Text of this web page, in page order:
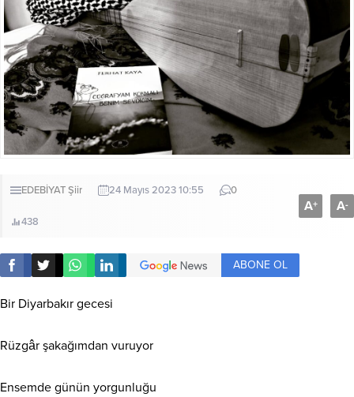
EDEBİYATŞiir 24 Mayıs 2023 10:55 0
438
A+ A-
ABONE OL
Bir Diyarbakır gecesi
Rüzgâr şakağımdan vuruyor
Ensemde günün yorgunluğu